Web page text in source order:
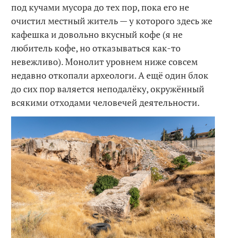
под кучами мусора до тех пор, пока его не
очистил местный житель — у которого здесь же
кафешка и довольно вкусный кофе (я не
любитель кофе, но отказываться как-то
невежливо). Монолит уровнем ниже совсем
недавно откопали археологи. А ещё один блок
до сих пор валяется неподалёку, окружённый
всякими отходами человечей деятельности.